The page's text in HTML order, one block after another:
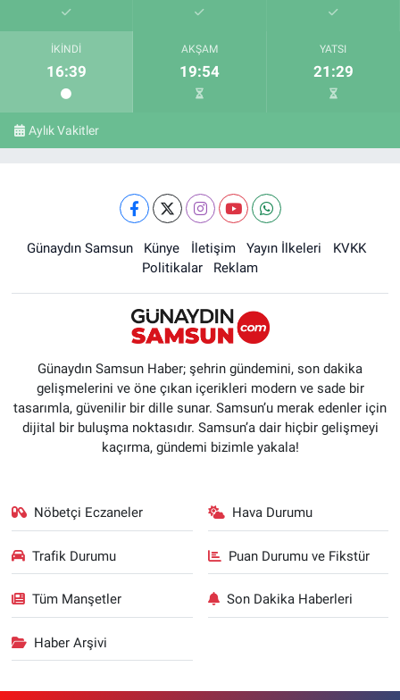
İKINDI
16:39
AKŞAM
19:54
YATSI
21:29
Aylık Vakitler
Günaydın Samsun Künye İletişim Yayın İlkeleri
KVKK
Politikalar
Reklam
Günaydın Samsun Haber; şehrin gündemini, son dakika
gelişmelerini ve öne çıkan içerikleri modern ve sade bir
tasarımla, güvenilir bir dille sunar. Samsun’u merak edenler için
dijital bir buluşma noktasıdır. Samsun’a dair hiçbir gelişmeyi
kaçırma, gündemi bizimle yakala!
Nöbetçi Eczaneler Hava Durumu
Trafik Durumu Puan Durumu ve Fikstür
Tüm Manşetler Son Dakika Haberleri
Haber Arşivi